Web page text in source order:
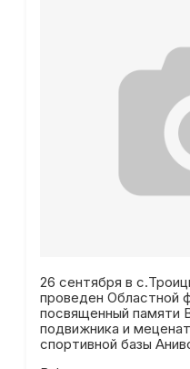
26 сентября в
проведен Областной
посвященный памяти
подвижника и
спортивной базы